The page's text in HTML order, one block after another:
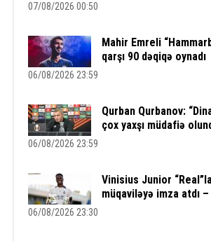
07/08/2026 00:50
Mahir Emreli
qarşı 90 dəqiqə oynadı
06/08/2026 23:59
Qurban Qurbanov:
çox yaxşı müdafiə
06/08/2026 23:59
Vinisius Junior
müqaviləyə imza atdı
06/08/2026 23:30